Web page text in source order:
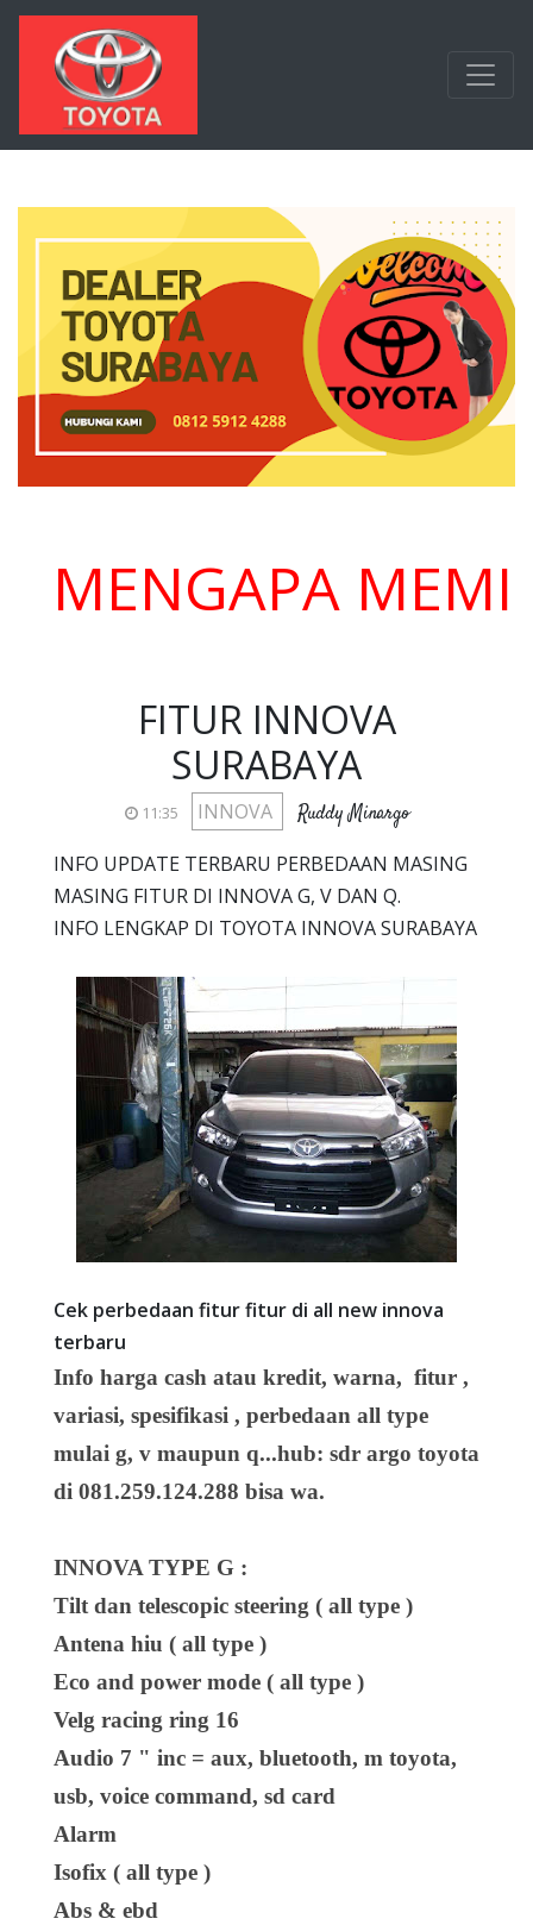
Langsung ke konten utama
MEMILIH
FITUR INNOVA
SURABAYA
11:35 INNOVA Ruddy Minargo
INFO UPDATE TERBARU PERBEDAAN MASING
MASING FITUR DI INNOVA G, V DAN Q.
INFO LENGKAP DI TOYOTA INNOVA SURABAYA
Cek perbedaan fitur fitur di all new innova
terbaru
Info harga cash atau kredit, warna, fitur ,
variasi, spesifikasi , perbedaan all type
mulai g, v maupun q...hub: sdr argo toyota
di 081.259.124.288 bisa wa.
INNOVA TYPE G :
Tilt dan telescopic steering ( all type )
Antena hiu ( all type )
Eco and power mode ( all type )
Velg racing ring 16
Audio 7 " inc = aux, bluetooth, m toyota,
usb, voice command, sd card
Alarm
Isofix ( all type )
Abs & ebd